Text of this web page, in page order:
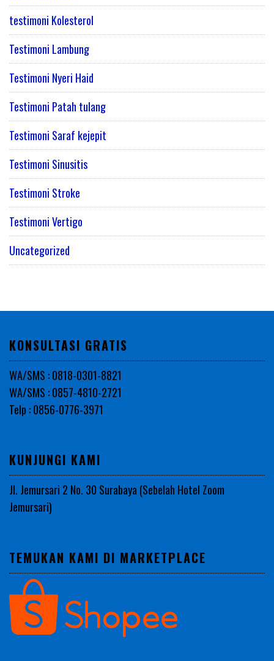
testimoni Kolesterol
Testimoni Lambung
Testimoni Nyeri Haid
Testimoni Patah tulang
Testimoni Saraf kejepit
Testimoni Sinusitis
Testimoni Stroke
Testimoni Vertigo
Uncategorized
KONSULTASI GRATIS
WA/SMS : 0818-0301-8821
WA/SMS : 0857-4810-2721
Telp : 0856-0776-3971
KUNJUNGI KAMI
Jl. Jemursari 2 No. 30 Surabaya (Sebelah Hotel Zoom
Jemursari)
TEMUKAN KAMI DI MARKETPLACE